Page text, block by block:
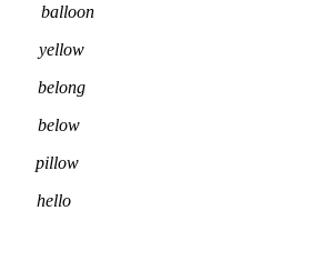
yellow